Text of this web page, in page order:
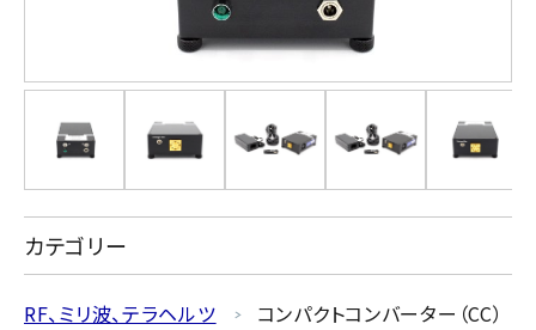
カテゴリー
RF、ミリ波、テラヘルツ
コンパクトコンバーター（CC）